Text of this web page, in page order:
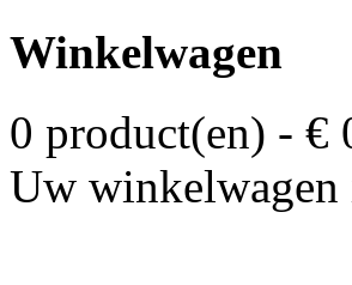
Winkelwagen
0 product(en) - €
Uw winkelwagen